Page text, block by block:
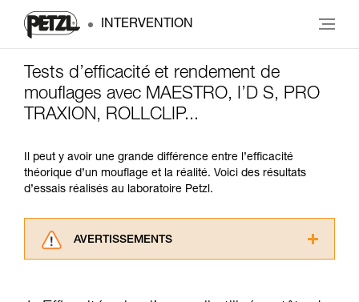
INTERVENTION
Tests d’efficacité et rendement de
mouflages avec MAESTRO, I’D S, PRO
TRAXION, ROLLCLIP...
Il peut y avoir une grande différence entre l’efficacité
théorique d’un mouflage et la réalité. Voici des résultats
d’essais réalisés au laboratoire Petzl.
AVERTISSEMENTS